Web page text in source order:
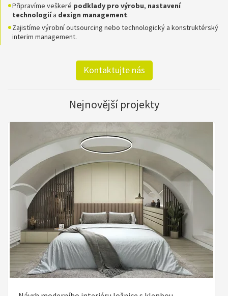
Připravíme veškeré podklady pro výrobu, nastavení
technologiía design management.
Zajistíme výrobní outsourcing nebo technologický a konstruktérský
interim management.
Kontaktujte nás
Nejnovější projekty